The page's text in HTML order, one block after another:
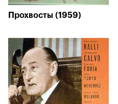
Прохвосты (1959)